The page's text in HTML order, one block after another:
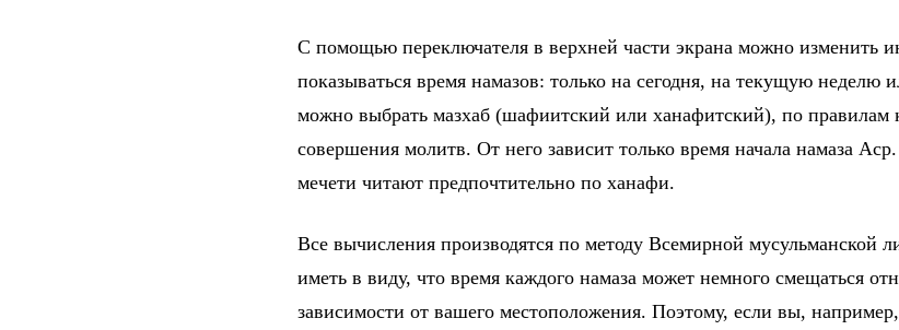
С помощью переключателя в верхней части экрана можно изменить
показываться время намазов: только на сегодня, на текущую неделю
можно выбрать мазхаб (шафиитский или ханафитский), по правилам
совершения молитв. От него зависит только время начала намаза
мечети читают предпочтительно по ханафи.
Все вычисления производятся по методу Всемирной мусульманской
иметь в виду, что время каждого намаза может немного смещаться
зависимости от вашего местоположения. Поэтому, если вы,